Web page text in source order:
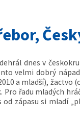
dnes v
velmi dobrý
a mladší), žactvo
Pro řadu mladých
zápasu si mladí